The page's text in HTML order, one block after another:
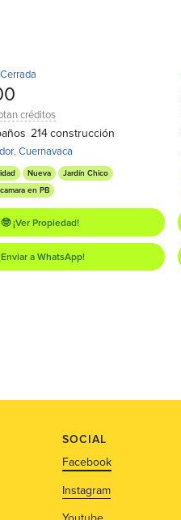
créditos
214construcción
,Cuernavaca
Nueva
Jardín Chico
en PB
🤓 ¡Ver Propiedad!
a WhatsApp!
SOCIAL
Facebook
Instagram